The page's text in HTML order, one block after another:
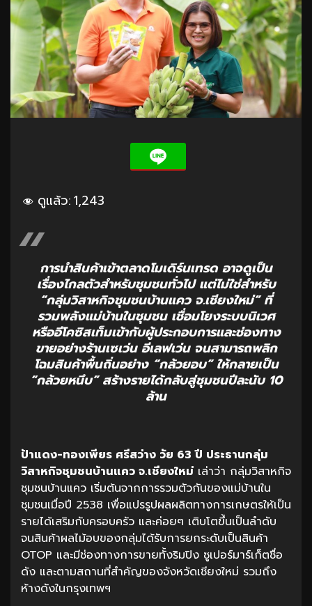
ดูแล้ว:1,243
การนำสินค้าเข้าตลาดโมเดิร์นเทรด อาจดูเป็น
เรื่องไกลตัวสำหรับชุมชนทั่วไป แต่ไม่ใช่สำหรับ
“กลุ่มวิสาหกิจชุมชนบ้านแคว จ.เชียงใหม่” ที่
รวมพลังแม่บ้านในชุมชน เชื่อมโยงระบบนิเวศ
หรืออีโคซิสเท็มเข้ากับผู้ประกอบการและช่องทาง
ขายอย่างร้านเซเว่น อีเลฟเว่น จนสามารถพลิก
โฉมสินค้าพื้นถิ่นอย่าง “กล้วยอบ” ให้กลายเป็น
“กล้วยหนึบ” สร้างรายได้กลับสู่ชุมชนปีละนับ 10
ล้าน
ป้าแดง-ทองเพียร ศรีสว่าง วัย 63 ปี ประธานกลุ่ม
วิสาหกิจชุมชนบ้านแคว จ.เชียงใหม่ เล่าว่า กลุ่มวิสาหกิจ
ชุมชนบ้านแคว เริ่มต้นจากการรวมตัวกันของแม่บ้านใน
ชุมชนเมื่อปี 2538 เพื่อแปรรูปผลผลิตทางการเกษตรให้เป็น
รายได้เสริมกับครอบครัว และค่อยๆ เติบโตขึ้นเป็นลำดับ
จนสินค้าผลไม้อบของกลุ่มได้รับการยกระดับเป็นสินค้า
OTOP และมีช่องทางการขายทั้งริมปิง ซูเปอร์มาร์เก็ตชื่อ
ดัง และตามสถานที่สำคัญของจังหวัดเชียงใหม่ รวมถึง
ห้างดังในกรุงเทพฯ